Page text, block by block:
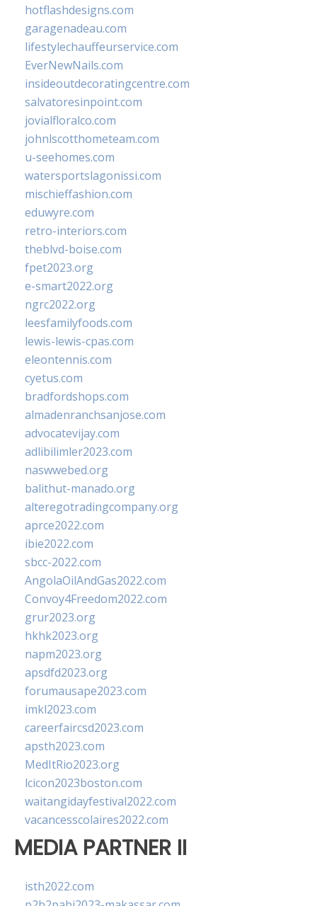
hotflashdesigns.com
garagenadeau.com
lifestylechauffeurservice.com
EverNewNails.com
insideoutdecoratingcentre.com
salvatoresinpoint.com
jovialfloralco.com
johnlscotthometeam.com
u-seehomes.com
watersportslagonissi.com
mischieffashion.com
eduwyre.com
retro-interiors.com
theblvd-boise.com
fpet2023.org
e-smart2022.org
ngrc2022.org
leesfamilyfoods.com
lewis-lewis-cpas.com
eleontennis.com
cyetus.com
bradfordshops.com
almadenranchsanjose.com
advocatevijay.com
adlibilimler2023.com
naswwebed.org
balithut-manado.org
alteregotradingcompany.org
aprce2022.com
ibie2022.com
sbcc-2022.com
AngolaOilAndGas2022.com
Convoy4Freedom2022.com
grur2023.org
hkhk2023.org
napm2023.org
apsdfd2023.org
forumausape2023.com
imkl2023.com
careerfaircsd2023.com
apsth2023.com
MedItRio2023.org
lcicon2023boston.com
waitangidayfestival2022.com
vacancesscolaires2022.com
MEDIA PARTNER II
isth2022.com